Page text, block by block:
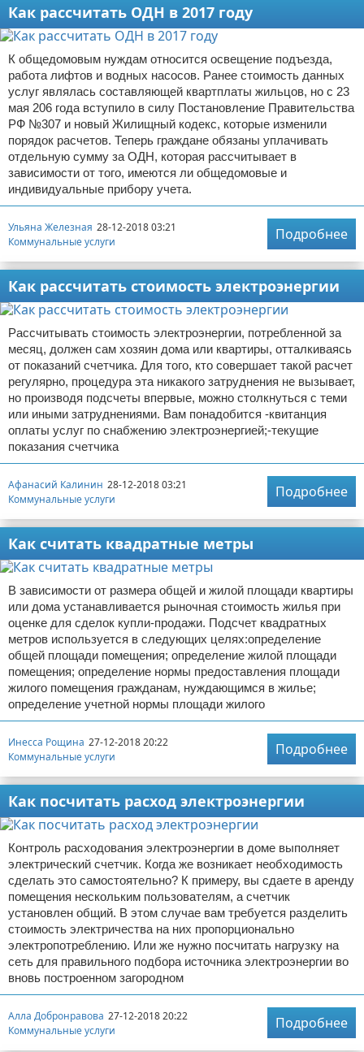
Как рассчитать ОДН в 2017 году
К общедомовым нуждам относится освещение подъезда,
работа лифтов и водных насосов. Ранее стоимость данных
услуг являлась составляющей квартплаты жильцов, но с 23
мая 206 года вступило в силу Постановление Правительства
РФ №307 и новый Жилищный кодекс, которые изменили
порядок расчетов. Теперь граждане обязаны уплачивать
отдельную сумму за ОДН, которая рассчитывает в
зависимости от того, имеются ли общедомовые и
индивидуальные прибору учета.
Ульяна Железная 28-12-2018 03:21
Коммунальные услуги
Подробнее
Как рассчитать стоимость электроэнергии
Рассчитывать стоимость электроэнергии, потребленной за
месяц, должен сам хозяин дома или квартиры, отталкиваясь
от показаний счетчика. Для того, кто совершает такой расчет
регулярно, процедура эта никакого затруднения не вызывает,
но производя подсчеты впервые, можно столкнуться с теми
или иными затруднениями. Вам понадобится -квитанция
оплаты услуг по снабжению электроэнергией;-текущие
показания счетчика
Афанасий Калинин 28-12-2018 03:21
Коммунальные услуги
Подробнее
Как считать квадратные метры
В зависимости от размера общей и жилой площади квартиры
или дома устанавливается рыночная стоимость жилья при
оценке для сделок купли-продажи. Подсчет квадратных
метров используется в следующих целях:определение
общей площади помещения; определение жилой площади
помещения; определение нормы предоставления площади
жилого помещения гражданам, нуждающимся в жилье;
определение учетной нормы площади жилого
Инесса Рощина 27-12-2018 20:22
Коммунальные услуги
Подробнее
Как посчитать расход электроэнергии
Контроль расходования электроэнергии в доме выполняет
электрический счетчик. Когда же возникает необходимость
сделать это самостоятельно? К примеру, вы сдаете в аренду
помещения нескольким пользователям, а счетчик
установлен общий. В этом случае вам требуется разделить
стоимость электричества на них пропорционально
электропотреблению. Или же нужно посчитать нагрузку на
сеть для правильного подбора источника электроэнергии во
вновь построенном загородном
Алла Добронравова 27-12-2018 20:22
Коммунальные услуги
Подробнее